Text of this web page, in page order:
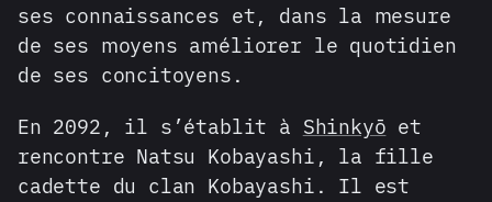
ses connaissances et, dans la mesure
de ses moyens améliorer le quotidien
de ses concitoyens.
En 2092, il s’établit à Shinkyō et
rencontre Natsu Kobayashi, la fille
cadette du clan Kobayashi. Il est